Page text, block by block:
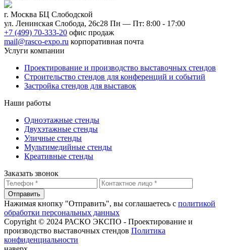
г. Москва БЦ Слободской
ул. Ленинская Слобода, 26с28 Пн — Пт: 8:00 - 17:00
+7 (499) 70-333-20 офис продаж
mail@rasco-expo.ru корпоративная почта
Услуги компании
Проектирование и производство выставочных стендов
Строительство стендов для конференций и событий
Застройка стендов для выставок
Наши работы
Одноэтажные стенды
Двухэтажные стенды
Уличные стенды
Мультимедийные стенды
Креативные стенды
Заказать звонок
Отправить
Нажимая кнопку "Отправить", вы соглашаетесь с политикой
обработки персональных данных
Copyright © 2024 РАСКО ЭКСПО - Проектирование и
производство выставочных стендов Политика
конфиденциальности